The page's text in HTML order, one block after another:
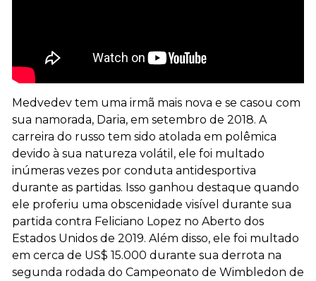
Medvedev tem uma irmã mais nova e se casou com
sua namorada, Daria, em setembro de 2018. A
carreira do russo tem sido atolada em polêmica
devido à sua natureza volátil, ele foi multado
inúmeras vezes por conduta antidesportiva
durante as partidas. Isso ganhou destaque quando
ele proferiu uma obscenidade visível durante sua
partida contra Feliciano Lopez no Aberto dos
Estados Unidos de 2019. Além disso, ele foi multado
em cerca de US$ 15.000 durante sua derrota na
segunda rodada do Campeonato de Wimbledon de